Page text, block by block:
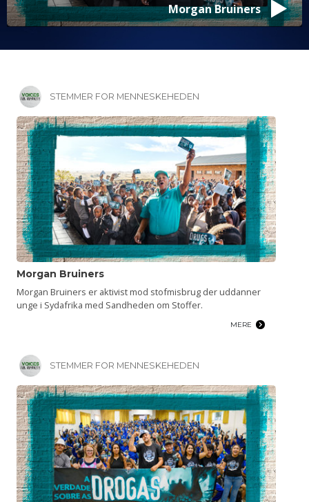
Morgan Bruiners
STEMMER FOR MENNESKEHEDEN
Morgan Bruiners
Morgan Bruiners er aktivist mod stofmisbrug der uddanner
unge i Sydafrika med Sandheden om Stoffer.
MERE
STEMMER FOR MENNESKEHEDEN